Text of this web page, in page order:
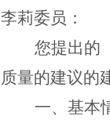
李莉委员：
您提出的
质量的建议的
一、 基本